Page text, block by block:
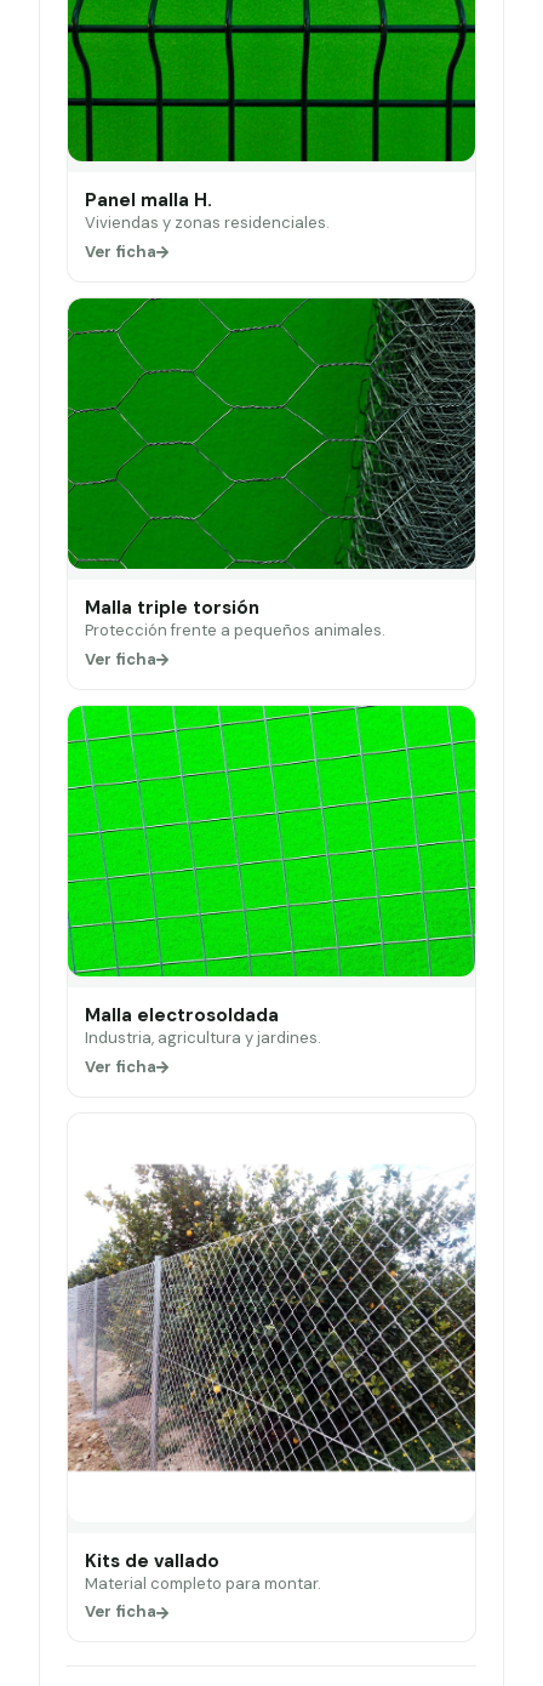
Panel malla H.
Viviendas y zonas residenciales.
Ver ficha
Malla triple torsión
Protección frente a pequeños animales.
Ver ficha
Malla electrosoldada
Industria, agricultura y jardines.
Ver ficha
Kits de vallado
Material completo para montar.
Ver ficha